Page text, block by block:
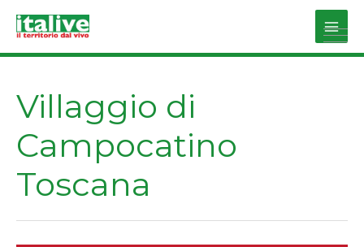
Main
Villaggio di
Campocatino
Toscana